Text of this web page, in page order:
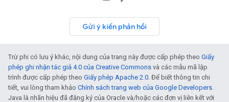
Gửi ý kiến phản hồi
Trừ phi có lưu ý khác, nội dung của trang này được cấp phép theo Giấy
phép ghi nhận tác giả 4.0 của Creative Commons và các mẫu mã lập
trình được cấp phép theo Giấy phép Apache 2.0. Để biết thông tin chi
tiết, vui lòng tham khảo Chính sách trang web của Google Developers.
Java là nhãn hiệu đã đăng ký của Oracle và/hoặc các đơn vị liên kết với